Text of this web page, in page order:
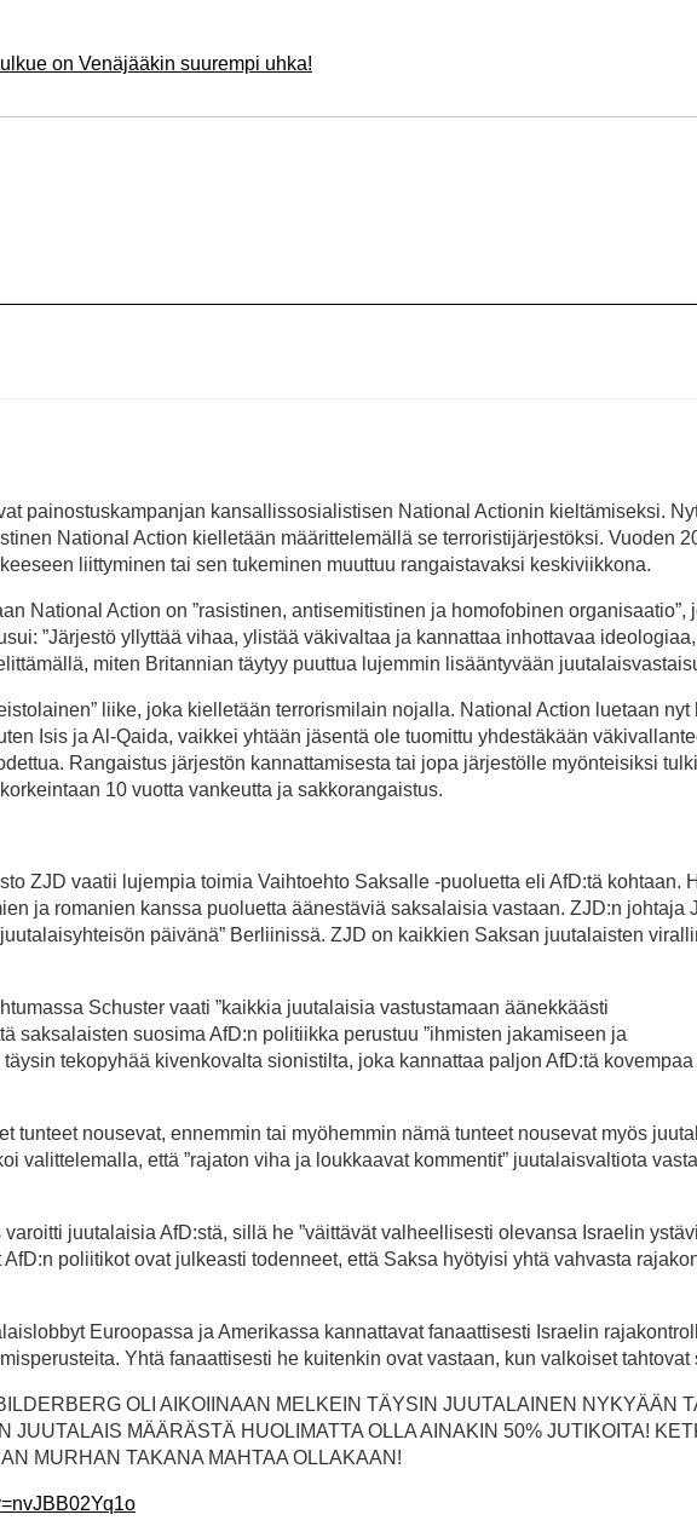
on Venäjääkin suurempi uhka!
painostuskampanjan kansallissosialistisen National Actionin kieltämiseksi.
National Action kielletään määrittelemällä se terroristijärjestöksi. Vuoden
liittyminen tai sen tukeminen muuttuu rangaistavaksi keskiviikkona.
National Action on ”rasistinen, antisemitistinen ja homofobinen organisaatio”,
”Järjestö yllyttää vihaa, ylistää väkivaltaa ja kannattaa inhottavaa
miten Britannian täytyy puuttua lujemmin lisääntyvään
liike, joka kielletään terrorismilain nojalla. National Action luetaan nyt
Isis ja Al-Qaida, vaikkei yhtään jäsentä ole tuomittu yhdestäkään
Rangaistus järjestön kannattamisesta tai jopa järjestölle myönteisiksi
10 vuotta vankeutta ja sakkorangaistus.
ZJD vaatii lujempia toimia Vaihtoehto Saksalle -puoluetta eli AfD:tä kohtaan.
ja romanien kanssa puoluetta äänestäviä saksalaisia vastaan. ZJD:n johtaja
päivänä” Berliinissä. ZJD on kaikkien Saksan juutalaisten
Schuster vaati ”kaikkia juutalaisia vastustamaan äänekkäästi
saksalaisten suosima AfD:n politiikka perustuu ”ihmisten jakamiseen ja
tekopyhää kivenkovalta sionistilta, joka kannattaa paljon AfD:tä kovempaa
tunteet nousevat, ennemmin tai myöhemmin nämä tunteet nousevat myös
valittelemalla, että ”rajaton viha ja loukkaavat kommentit” juutalaisvaltiota
juutalaisia AfD:stä, sillä he ”väittävät valheellisesti olevansa Israelin
poliitikot ovat julkeasti todenneet, että Saksa hyötyisi yhtä vahvasta
Euroopassa ja Amerikassa kannattavat fanaattisesti Israelin
Yhtä fanaattisesti he kuitenkin ovat vastaan, kun valkoiset tahtovat
OLI AIKOIINAAN MELKEIN TÄYSIN JUUTALAINEN NYKYÄÄN
JUUTALAIS MÄÄRÄSTÄ HUOLIMATTA OLLA AINAKIN 50% JUTIKOITA!
MURHAN TAKANA MAHTAA OLLAKAAN!